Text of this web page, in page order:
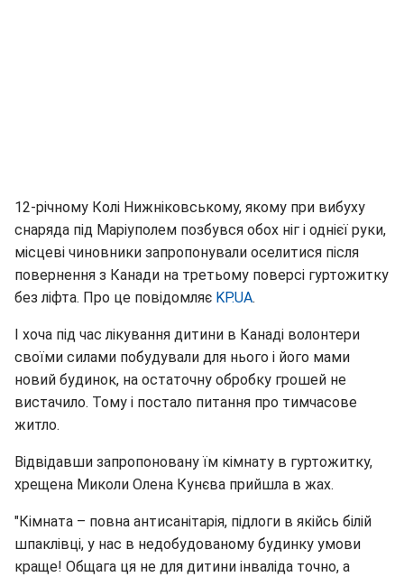
12-річному Колі Нижніковському, якому при вибуху
снаряда під Маріуполем позбувся обох ніг і однієї руки,
місцеві чиновники запропонували оселитися після
повернення з Канади на третьому поверсі гуртожитку
без ліфта. Про це повідомляє KP.UA.
І хоча під час лікування дитини в Канаді волонтери
своїми силами побудували для нього і його мами
новий будинок, на остаточну обробку грошей не
вистачило. Тому і постало питання про тимчасове
житло.
Відвідавши запропоновану їм кімнату в гуртожитку,
хрещена Миколи Олена Кунєва прийшла в жах.
"Кімната – повна антисанітарія, підлоги в якійсь білій
шпаклівці, у нас в недобудованому будинку умови
краще! Общага ця не для дитини інваліда точно, а